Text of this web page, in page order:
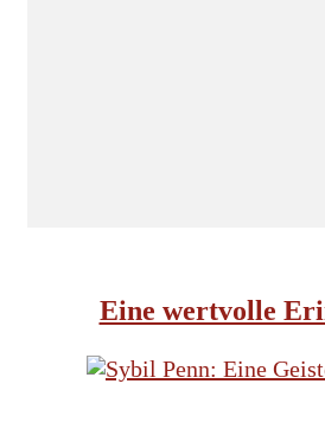
Eine wertvolle